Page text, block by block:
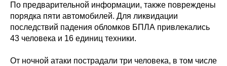
По предварительной информации, также повреждены
порядка пяти автомобилей. Для ликвидации
последствий падения обломков БПЛА привлекались
43 человека и 16 единиц техники.
От ночной атаки пострадали три человека, в том числе